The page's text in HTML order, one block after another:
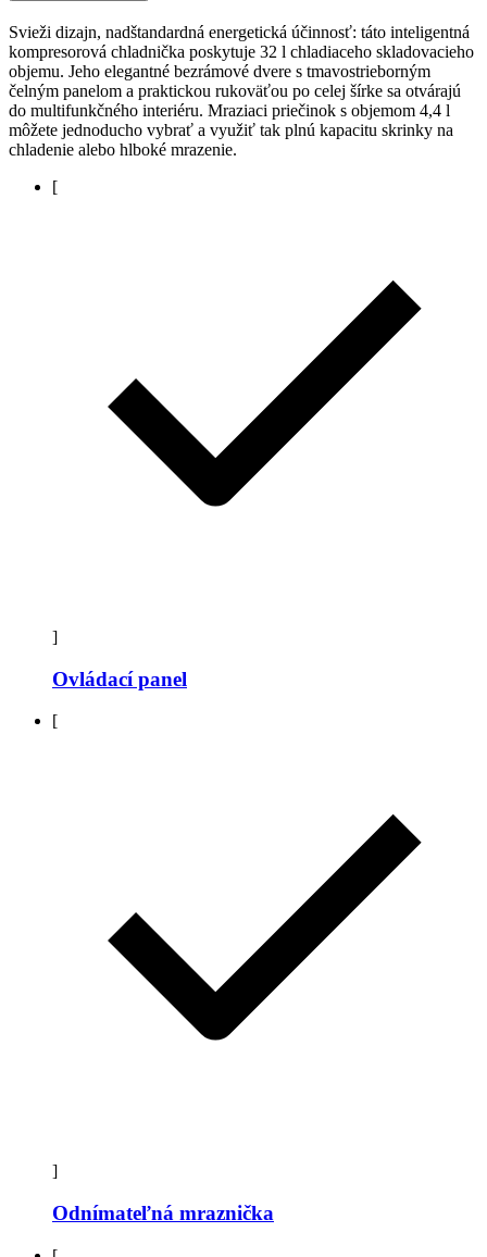
Svieži dizajn, nadštandardná energetická účinnosť: táto inteligentná
kompresorová chladnička poskytuje 32 l chladiaceho skladovacieho
objemu. Jeho elegantné bezrámové dvere s tmavostrieborným
čelným panelom a praktickou rukoväťou po celej šírke sa otvárajú
do multifunkčného interiéru. Mraziaci priečinok s objemom 4,4 l
môžete jednoducho vybrať a využiť tak plnú kapacitu skrinky na
chladenie alebo hlboké mrazenie.
[
]
Ovládací panel
[
]
Odnímateľná mraznička